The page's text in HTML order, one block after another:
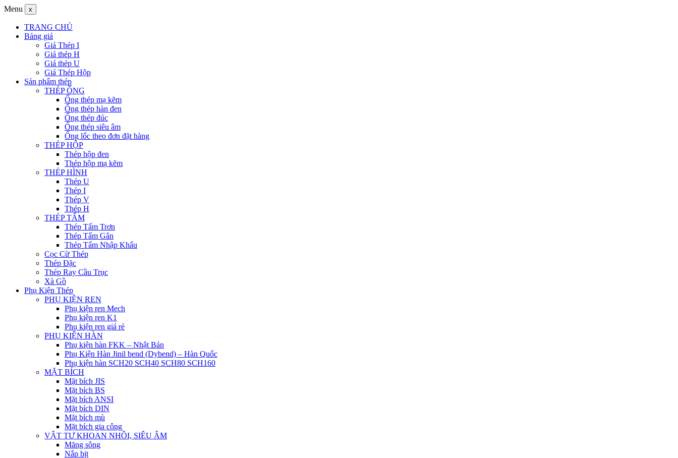
Menu x
TRANG CHỦ
Bảng giá
Giá Thép I
Giá thép H
Giá thép U
Giá Thép Hộp
Sản phẩm thép
THÉP ỐNG
Ống thép mạ kẽm
Ống thép hàn đen
Ống thép đúc
Ống thép siêu âm
Ống lốc theo đơn đặt hàng
THÉP HỘP
Thép hộp đen
Thép hộp mạ kẽm
THÉP HÌNH
Thép U
Thép I
Thép V
Thép H
THÉP TẤM
Thép Tấm Trơn
Thép Tấm Gân
Thép Tấm Nhập Khẩu
Cọc Cừ Thép
Thép Đặc
Thép Ray Cầu Trục
Xà Gồ
Phụ Kiện Thép
PHỤ KIỆN REN
Phụ kiện ren Mech
Phụ kiện ren K1
Phụ kiện ren giá rẻ
PHỤ KIỆN HÀN
Phụ kiện hàn FKK – Nhật Bản
Phụ Kiện Hàn Jinil bend (Dybend) – Hàn Quốc
Phụ kiện hàn SCH20 SCH40 SCH80 SCH160
MẶT BÍCH
Mặt bích JIS
Mặt bích BS
Mặt bích ANSI
Mặt bích DIN
Mặt bích mù
Mặt bích gia công
VẬT TƯ KHOAN NHỒI, SIÊU ÂM
Măng sông
Nắp bịt